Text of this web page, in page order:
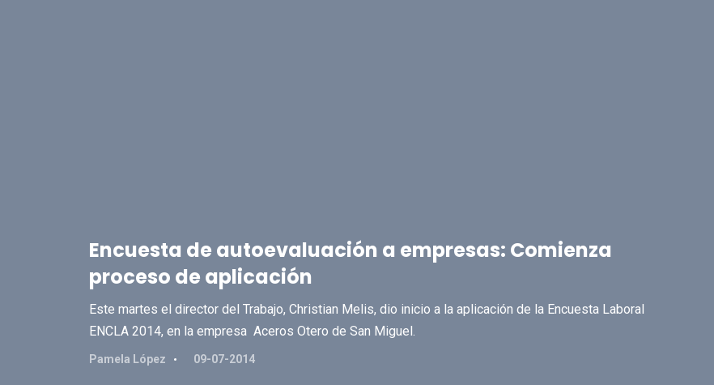
Encuesta de autoevaluación a empresas: Comienza
proceso de aplicación
Este martes el director del Trabajo, Christian Melis, dio inicio a la aplicación de la Encuesta Laboral
ENCLA 2014, en la empresa Aceros Otero de San Miguel.
Pamela López 09-07-2014